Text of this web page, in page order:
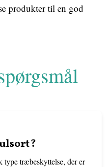
produkter til en god
type træbeskyttelse, der er